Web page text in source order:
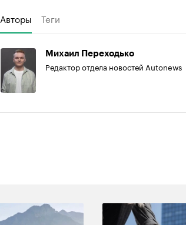
Авторы Теги
Михаил Переходько
Редактор отдела новостей Autonews